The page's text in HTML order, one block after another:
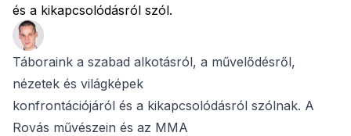
és a kikapcsolódásról szól.
Táboraink a szabad alkotásról, a művelődésről,
nézetek és világképek
konfrontációjáról és a kikapcsolódásról szólnak. A
Rovás művészein és az MMA